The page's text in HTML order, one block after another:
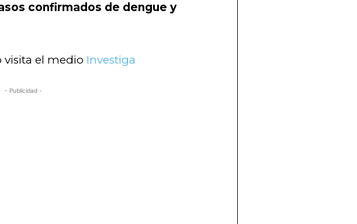
confirmados de dengue y
visita el medio Investiga
- Publicidad -